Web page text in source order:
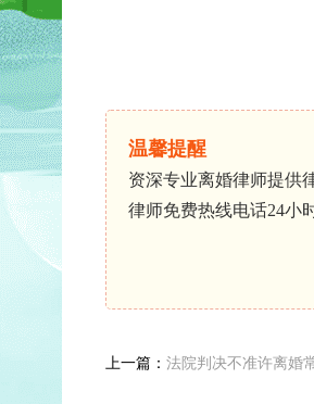
温馨提醒
资深专业离婚律师提供
律师免费热线电话24小
上一篇： 法院判决不准许离婚